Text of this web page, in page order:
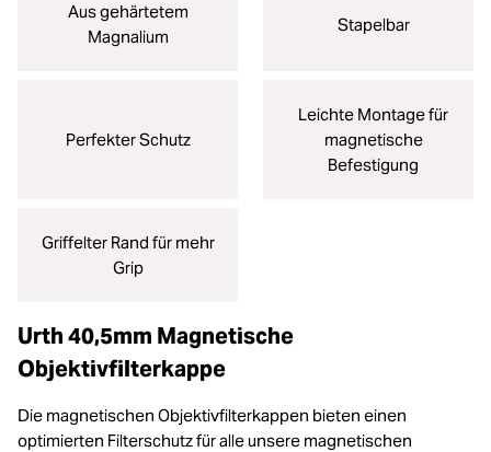
Aus gehärtetem
Magnalium
Stapelbar
Perfekter Schutz
Leichte Montage für
magnetische
Befestigung
Griffelter Rand für mehr
Grip
Urth 40,5mm Magnetische
Objektivfilterkappe
Die magnetischen Objektivfilterkappen bieten einen
optimierten Filterschutz für alle unsere magnetischen